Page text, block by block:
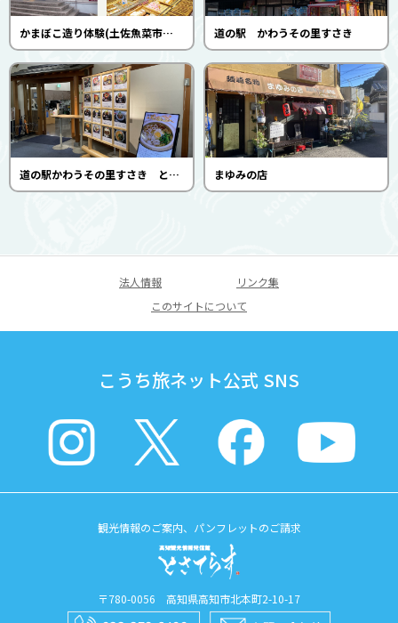
かまぼこ造り体験(土佐魚菜市場本店) 道の駅 かわうその里すさき
道の駅かわうその里すさき とれた亭 まゆみの店
法人情報
リンク集
このサイトについて
こうち旅ネット公式 SNS
観光情報のご案内、パンフレットのご請求
〒780-0056 高知県高知市北本町2-10-17